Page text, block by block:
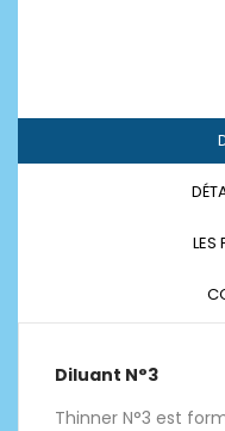
LES
Diluant N°3
Thinner N°3 est